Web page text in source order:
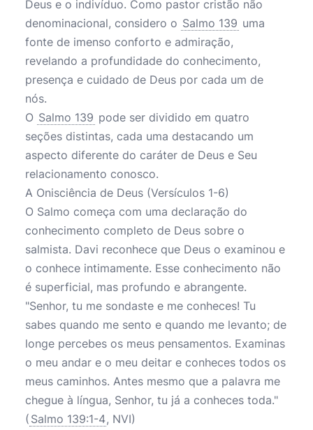
Deus e o indivíduo. Como pastor cristão não
denominacional, considero o Salmo 139 uma
fonte de imenso conforto e admiração,
revelando a profundidade do conhecimento,
presença e cuidado de Deus por cada um de
nós.
O Salmo 139 pode ser dividido em quatro
seções distintas, cada uma destacando um
aspecto diferente do caráter de Deus e Seu
relacionamento conosco.
A Onisciência de Deus (Versículos 1-6)
O Salmo começa com uma declaração do
conhecimento completo de Deus sobre o
salmista. Davi reconhece que Deus o examinou e
o conhece intimamente. Esse conhecimento não
é superficial, mas profundo e abrangente.
"Senhor, tu me sondaste e me conheces! Tu
sabes quando me sento e quando me levanto; de
longe percebes os meus pensamentos. Examinas
o meu andar e o meu deitar e conheces todos os
meus caminhos. Antes mesmo que a palavra me
chegue à língua, Senhor, tu já a conheces toda."
( Salmo 139:1-4, NVI)